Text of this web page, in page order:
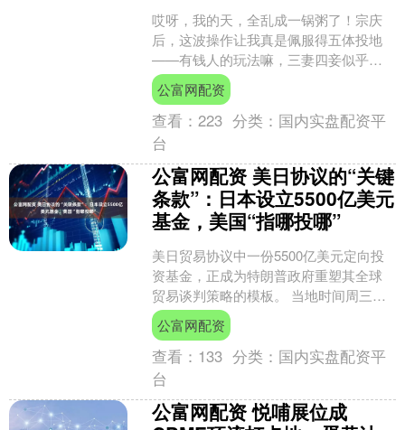
哎呀，我的天，全乱成一锅粥了！宗庆
后，这波操作让我真是佩服得五体投地
——有钱人的玩法嘛，三妻四妾似乎并
不稀奇，私生子就更是司空见惯了，但
问题是，他的“二夫人”竟....
公富网配资
查看：223 分类： 国内实盘配资平
台
公富网配资 美日协议的“关键
条款”：日本设立5500亿美元
基金，美国“指哪投哪”
美日贸易协议中一份5500亿美元定向投
资基金，正成为特朗普政府重塑其全球
贸易谈判策略的模板。 当地时间周三，
美国商务部长卢特尼克与财政部长贝森
特在接受媒体采访时....
公富网配资
查看： 133 分类： 国内实盘配资平
台
公富网配资 悦哺展位成